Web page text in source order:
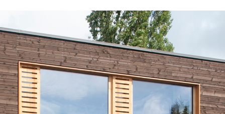
Fascination du bois
Grumes suisses
Portrait